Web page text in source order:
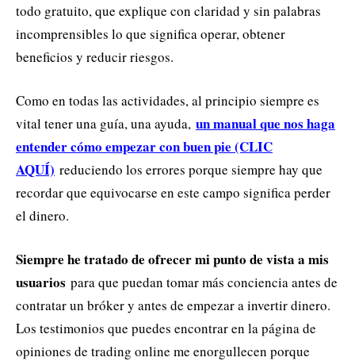
todo gratuito, que explique con claridad y sin palabras
incomprensibles lo que significa operar, obtener
beneficios y reducir riesgos.
Como en todas las actividades, al principio siempre es
vital tener una guía, una ayuda, un manual que nos haga
entender cómo empezar con buen pie (CLIC
AQUÍ) reduciendo los errores porque siempre hay que
recordar que equivocarse en este campo significa perder
el dinero.
Siempre he tratado de ofrecer mi punto de vista a mis
usuarios para que puedan tomar más conciencia antes de
contratar un bróker y antes de empezar a invertir dinero.
Los testimonios que puedes encontrar en la página de
opiniones de trading online me enorgullecen porque